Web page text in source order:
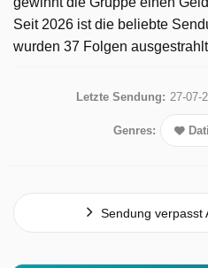
Seit 2026 ist die beliebte
wurden 37 Folgen
Letzte Sendung: 27-07-
Genres:
Sendung verpasst